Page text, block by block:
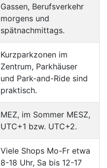
Gassen, Berufsverkehr
morgens und
spätnachmittags.
Kurzparkzonen im
Zentrum, Parkhäuser
und Park-and-Ride sind
praktisch.
MEZ, im Sommer MESZ,
UTC+1 bzw. UTC+2.
Viele Shops Mo-Fr etwa
8-18 Uhr, Sa bis 12-17